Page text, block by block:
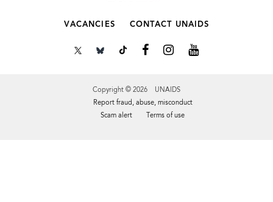
VACANCIES CONTACT UNAIDS
Copyright © 2026 UNAIDS
Report fraud, abuse, misconduct
Scam alert
Terms of use